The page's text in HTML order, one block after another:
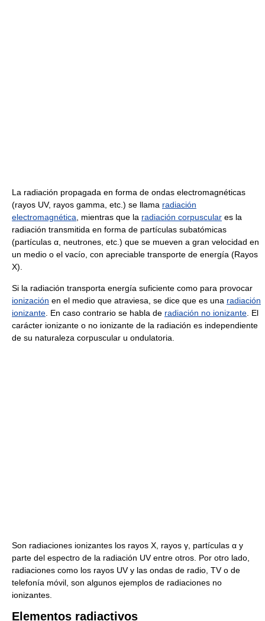
La radiación propagada en forma de ondas electromagnéticas
(rayos UV, rayos gamma, etc.) se llama radiación
electromagnética , mientras que la radiación corpuscular es la
radiación transmitida en forma de partículas subatómicas
(partículas α, neutrones, etc.) que se mueven a gran velocidad en
un medio o el vacío, con apreciable transporte de energía (Rayos
X).
Si la radiación transporta energía suficiente como para provocar
ionización en el medio que atraviesa, se dice que es una radiación
ionizante . En caso contrario se habla de radiación no ionizante . El
carácter ionizante o no ionizante de la radiación es independiente
de su naturaleza corpuscular u ondulatoria.
Son radiaciones ionizantes los rayos X, rayos γ, partículas α y
parte del espectro de la radiación UV entre otros. Por otro lado,
radiaciones como los rayos UV y las ondas de radio, TV o de
telefonía móvil, son algunos ejemplos de radiaciones no
ionizantes.
Elementos radiactivos